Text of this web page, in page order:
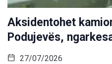
Aksidentohet
Podujevës,
27/07/2026